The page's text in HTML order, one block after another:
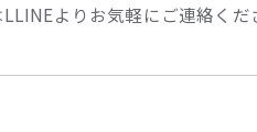
よりお気軽にご連絡く